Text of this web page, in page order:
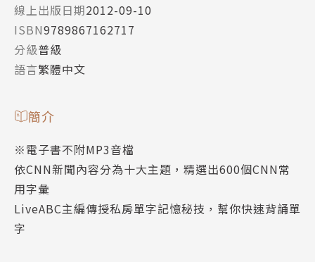
線上出版日期2012-09-10
ISBN9789867162717
分級普級
語言繁體中文
簡介
※電子書不附MP3音檔
依CNN新聞內容分為十大主題，精選出600個CNN常
用字彙
LiveABC主編傳授私房單字記憶秘技，幫你快速背誦單
字